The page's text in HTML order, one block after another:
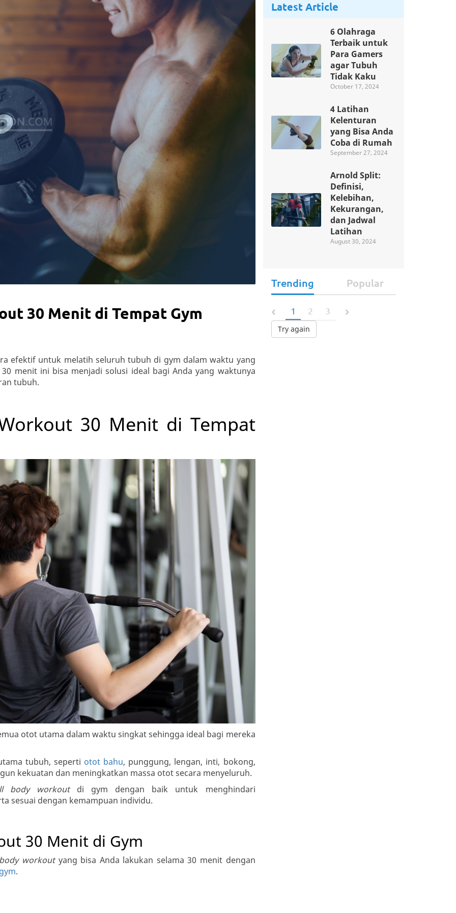
30 Menit di Tempat Gym
efektif untuk melatih seluruh tubuh di gym dalam waktu yang
menit ini bisa menjadi solusi ideal bagi Anda yang waktunya
tubuh.
30 Menit di Tempat
otot utama dalam waktu singkat sehingga ideal bagi mereka
tubuh, seperti otot bahu, punggung, lengan, inti, bokong,
kekuatan dan meningkatkan massa otot secara menyeluruh.
body workoutdi gym dengan baik untuk menghindari
sesuai dengan kemampuan individu.
30 Menit di Gym
workoutyang bisa Anda lakukan selama 30 menit dengan
.
Latest Article
6 Olahraga
Terbaik untuk
Para Gamers
agar Tubuh
Tidak Kaku
October 17, 2024
4 Latihan
Kelenturan
yang Bisa Anda
Coba di Rumah
September 27, 2024
Arnold Split:
Definisi,
Kelebihan,
Kekurangan,
dan Jadwal
Latihan
August 30, 2024
Trending Popular
1 2 3
Try again